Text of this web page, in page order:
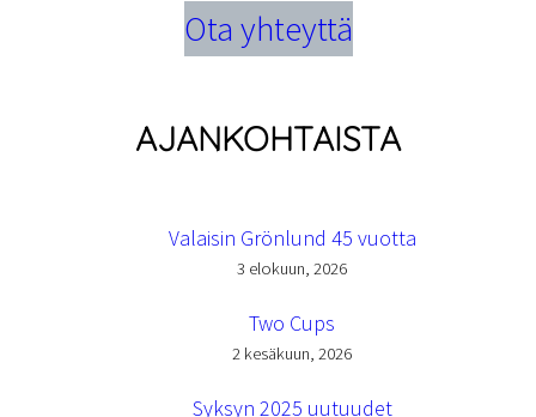
Ota yhteyttä
AJANKOHTAISTA
Valaisin Grönlund 45 vuotta
3 elokuun, 2026
Two Cups
2 kesäkuun, 2026
Syksyn 2025 uutuudet